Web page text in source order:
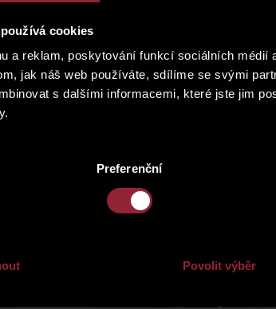
cookies
a reklam, poskytování funkcí sociálních
jak náš web používáte, sdílíme se svými
s dalšími informacemi, které jste jim
Preferenční
Povolit výběr